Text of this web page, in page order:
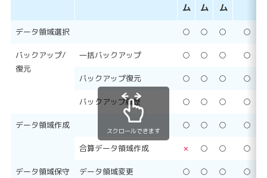
ム ム ム
データ領域選択 ○ ○ ○ ○
バックアップ/
復元
一括バックアップ ○ ○ ○ ○
バックアップ復元 ○ ○ ○ ○
バックアップ履歴 ○ ○ ○ ○
データ領域作成 ○ ○ ○ ○
合算データ領域作成 × ○ ○ ○
データ領域保守 データ領域変更 ○ ○ ○ ○
スクロールできます